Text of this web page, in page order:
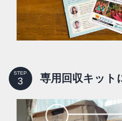
STEP 専用回収キット